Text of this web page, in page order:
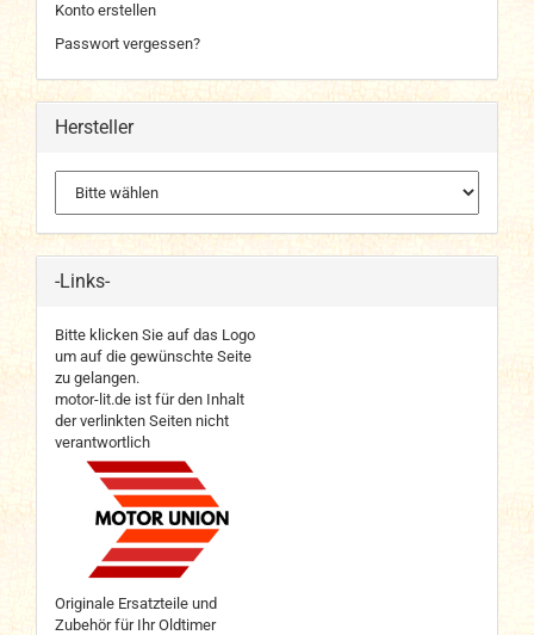
Konto erstellen
Passwort vergessen?
Hersteller
-Links-
Bitte klicken Sie auf das Logo
um auf die gewünschte Seite
zu gelangen.
motor-lit.de ist für den Inhalt
der verlinkten Seiten nicht
verantwortlich
Originale Ersatzteile und
Zubehör für Ihr Oldtimer